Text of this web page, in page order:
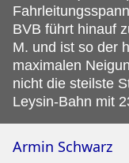
BVB führt hinauf
M. und ist so der
maximalen
nicht die steilste
Leysin-Bahn mit
Armin Schwarz